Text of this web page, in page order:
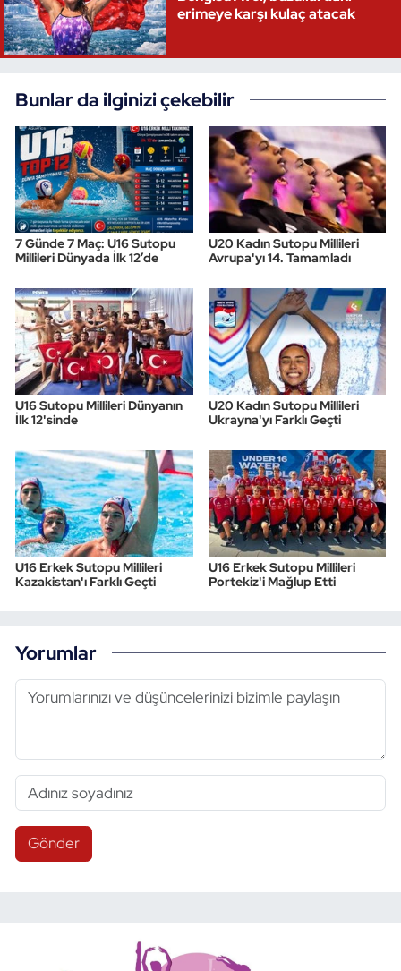
erimeye karşı kulaç atacak
Bunlar da ilginizi çekebilir
7 Günde 7 Maç: U16 Sutopu
Millileri Dünyada İlk 12’de
U20 Kadın Sutopu Millileri
Avrupa'yı 14. Tamamladı
U16 Sutopu Millileri Dünyanın
İlk 12'sinde
U20 Kadın Sutopu Millileri
Ukrayna'yı Farklı Geçti
U16 Erkek Sutopu Millileri
Kazakistan'ı Farklı Geçti
U16 Erkek Sutopu Millileri
Portekiz'i Mağlup Etti
Yorumlar
Gönder
Oryantiring
Paralimpik
Ragbi
Satranç
Su Topu
Sualtı Sporları
Tekvando
Tenis
Voleybol
Vücut Geliştirme Fitness
Wushu Kungfu
Yüzme